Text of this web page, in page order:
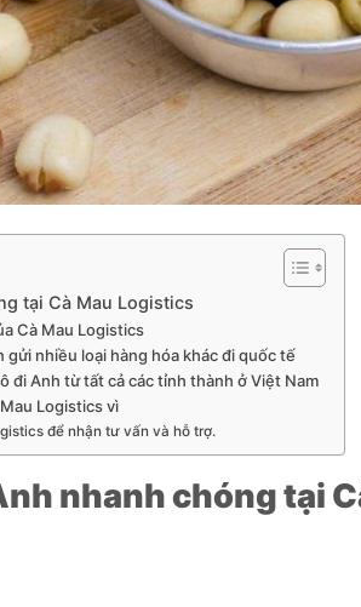
tại Cà Mau Logistics
Cà Mau Logistics
nhiều loại hàng hóa khác đi quốc tế
đi Anh từ tất cả các tỉnh thành ở Việt Nam
Logistics vì
để nhận tư vấn và hỗ trợ.
nhanh chóng tại